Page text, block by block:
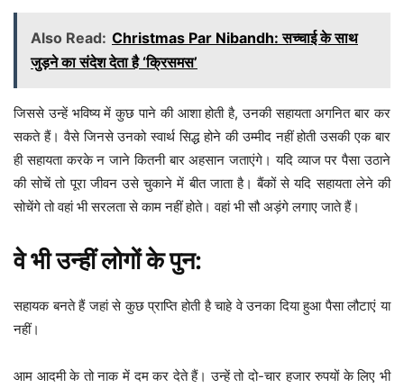
Also Read: Christmas Par Nibandh: सच्चाई के साथ
जुड़ने का संदेश देता है ‘क्रिसमस’
जिससे उन्हें भविष्य में कुछ पाने की आशा होती है, उनकी सहायता अगनित बार कर
सकते हैं। वैसे जिनसे उनको स्वार्थ सिद्ध होने की उम्मीद नहीं होती उसकी एक बार
ही सहायता करके न जाने कितनी बार अहसान जताएंगे। यदि व्याज पर पैसा उठाने
की सोचें तो पूरा जीवन उसे चुकाने में बीत जाता है। बैंकों से यदि सहायता लेने की
सोचेंगे तो वहां भी सरलता से काम नहीं होते। वहां भी सौ अड़ंगे लगाए जाते हैं।
वे भी उन्हीं लोगों के पुन:
सहायक बनते हैं जहां से कुछ प्राप्ति होती है चाहे वे उनका दिया हुआ पैसा लौटाएं या
नहीं।
आम आदमी के तो नाक में दम कर देते हैं। उन्हें तो दो-चार हजार रुपयों के लिए भी